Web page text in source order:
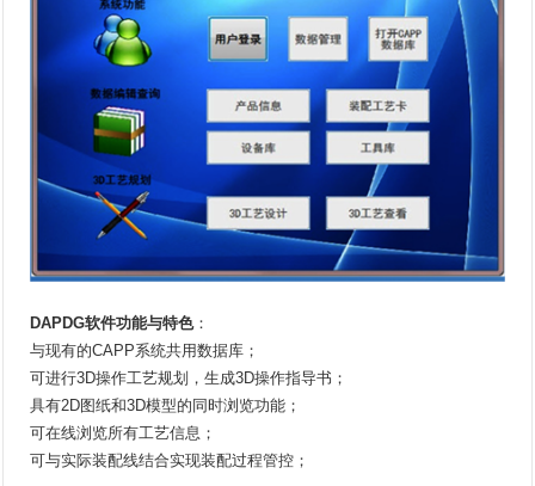
DAPDG软件功能与特色：
与现有的CAPP系统共用数据库；
可进行3D操作工艺规划，生成3D操作指导书；
具有2D图纸和3D模型的同时浏览功能；
可在线浏览所有工艺信息；
可与实际装配线结合实现装配过程管控；